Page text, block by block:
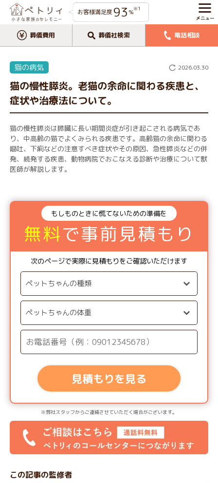
お客様満足度 93 %※1
葬儀費用 葬儀社検索 電話相談
猫の病気 2026.03.30
猫の慢性膵炎。老猫の余命に関わる疾患と、
症状や治療法について。
猫の慢性膵炎は膵臓に長い期間炎症が引き起こされる病気であ
り、中高齢の猫でよくみられる疾患です。高齢猫の余命に関わる
嘔吐、下痢などの注意すべき症状やその原因、急性膵炎などの併
発、続発する疾患、動物病院でおこなえる診断や治療について獣
医師が解説します。
もしものときに慌てないための準備を
無料で事前見積もり
次のページで実際に見積もりをご確認いただけます
見積もりを見る
※弊社スタッフからご連絡させていただく場合がございます。
この記事の監修者